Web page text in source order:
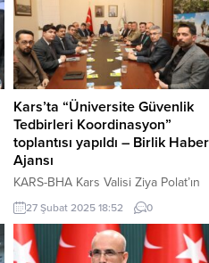
mahallede okulların bulunduğu
yere öğrenci taşıması yapıldığından
olumsuzluklara karşın okullar tatil
edildi. Trabzon Şalpazarı İlçemizde
yoğun kar yağışı ve olumsuz hava
şartları nedeniyle 06.02.2025
tarihinde...
Kars’ta “Üniversite Güvenlik
Tedbirleri Koordinasyon”
toplantısı yapıldı – Birlik Haber
Ajansı
KARS-BHA Kars Valisi Ziya Polat’ın
başkanlığında “Üniversite Güvenlik
Tedbirleri Koordinasyon” Toplantısı
gerçekleştirildi. Toplantıda; Kafkas
Üniversitesinde öğrenim görecek
27 Şubat 2025 18:52 0